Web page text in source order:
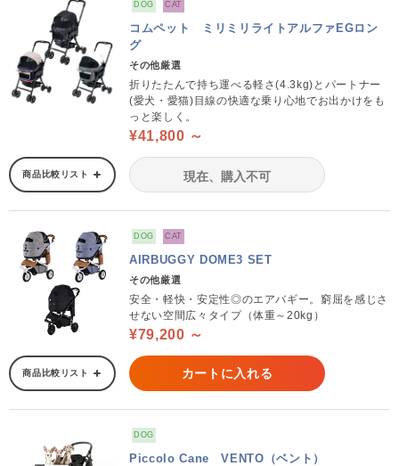
DOG CAT
コムペット ミリミリライトアルファEGロン
グ
その他厳選
折りたたんで持ち運べる軽さ(4.3kg)とパートナー
(愛犬・愛猫)目線の快適な乗り心地でお出かけをも
っと楽しく。
¥41,800 ～
商品比較リスト 現在、購入不可
DOG CAT
AIRBUGGY DOME3 SET
その他厳選
安全・軽快・安定性◎のエアバギー。窮屈を感じさ
せない空間広々タイプ（体重～20kg）
¥79,200 ～
商品比較リスト カートに入れる
DOG
Piccolo Cane VENTO（ベント）